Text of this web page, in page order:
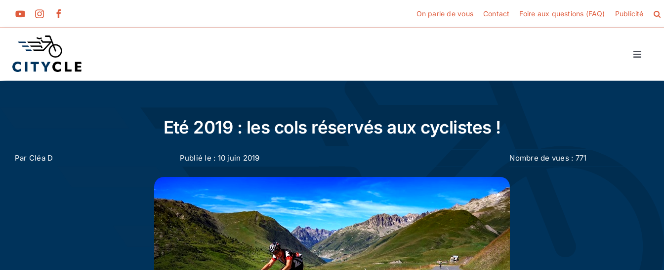
On parle de vous Contact Foire aux questions (FAQ) Publicité
Toggle
Cyclotourisme
Conseils
Actualité
Ecologie
Eté 2019 : les cols réservés aux cyclistes !
Par Cléa D Publié le : 10 juin 2019 Nombre de vues : 771